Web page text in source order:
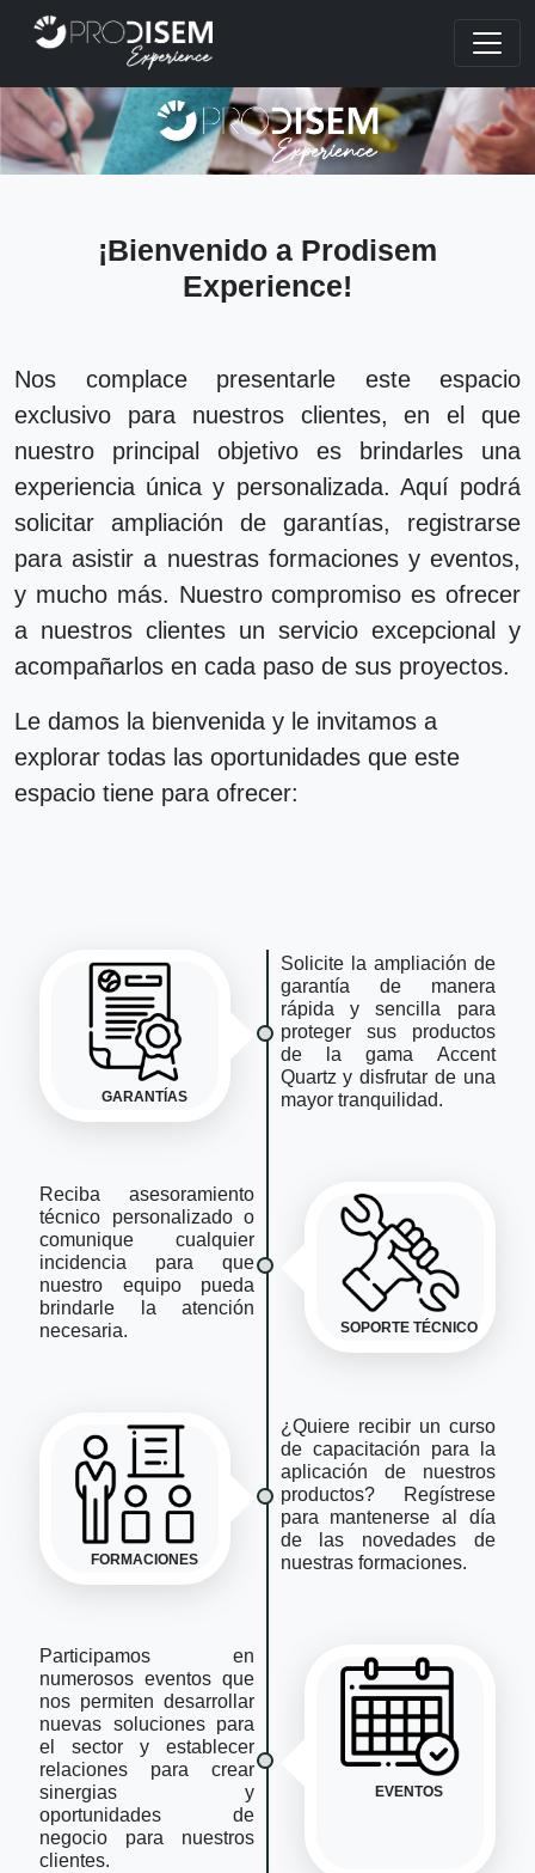
¡Bienvenido a Prodisem
Experience!
Nos complace presentarle este espacio
exclusivo para nuestros clientes, en el que
nuestro principal objetivo es brindarles una
experiencia única y personalizada. Aquí podrá
solicitar ampliación de garantías, registrarse
para asistir a nuestras formaciones y eventos,
y mucho más. Nuestro compromiso es ofrecer
a nuestros clientes un servicio excepcional y
acompañarlos en cada paso de sus proyectos.
Le damos la bienvenida y le invitamos a
explorar todas las oportunidades que este
espacio tiene para ofrecer:
GARANTÍAS
Solicite la ampliación de
garantía de manera
rápida y sencilla para
proteger sus productos
de la gama Accent
Quartz y disfrutar de una
mayor tranquilidad.
SOPORTE TÉCNICO
Reciba asesoramiento
técnico personalizado o
comunique cualquier
incidencia para que
nuestro equipo pueda
brindarle la atención
necesaria.
FORMACIONES
¿Quiere recibir un curso
de capacitación para la
aplicación de nuestros
productos? Regístrese
para mantenerse al día
de las novedades de
nuestras formaciones.
EVENTOS
Participamos en
numerosos eventos que
nos permiten desarrollar
nuevas soluciones para
el sector y establecer
relaciones para crear
sinergias y
oportunidades de
negocio para nuestros
clientes.